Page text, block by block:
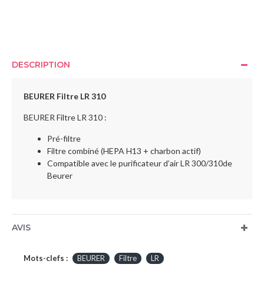
DESCRIPTION
BEURER Filtre LR 310
BEURER Filtre LR 310 :
Pré-filtre
Filtre combiné (HEPA H13 + charbon actif)
Compatible avec le purificateur d’air LR 300/310de
Beurer
AVIS
Mots-clefs : BEURER Filtre LR